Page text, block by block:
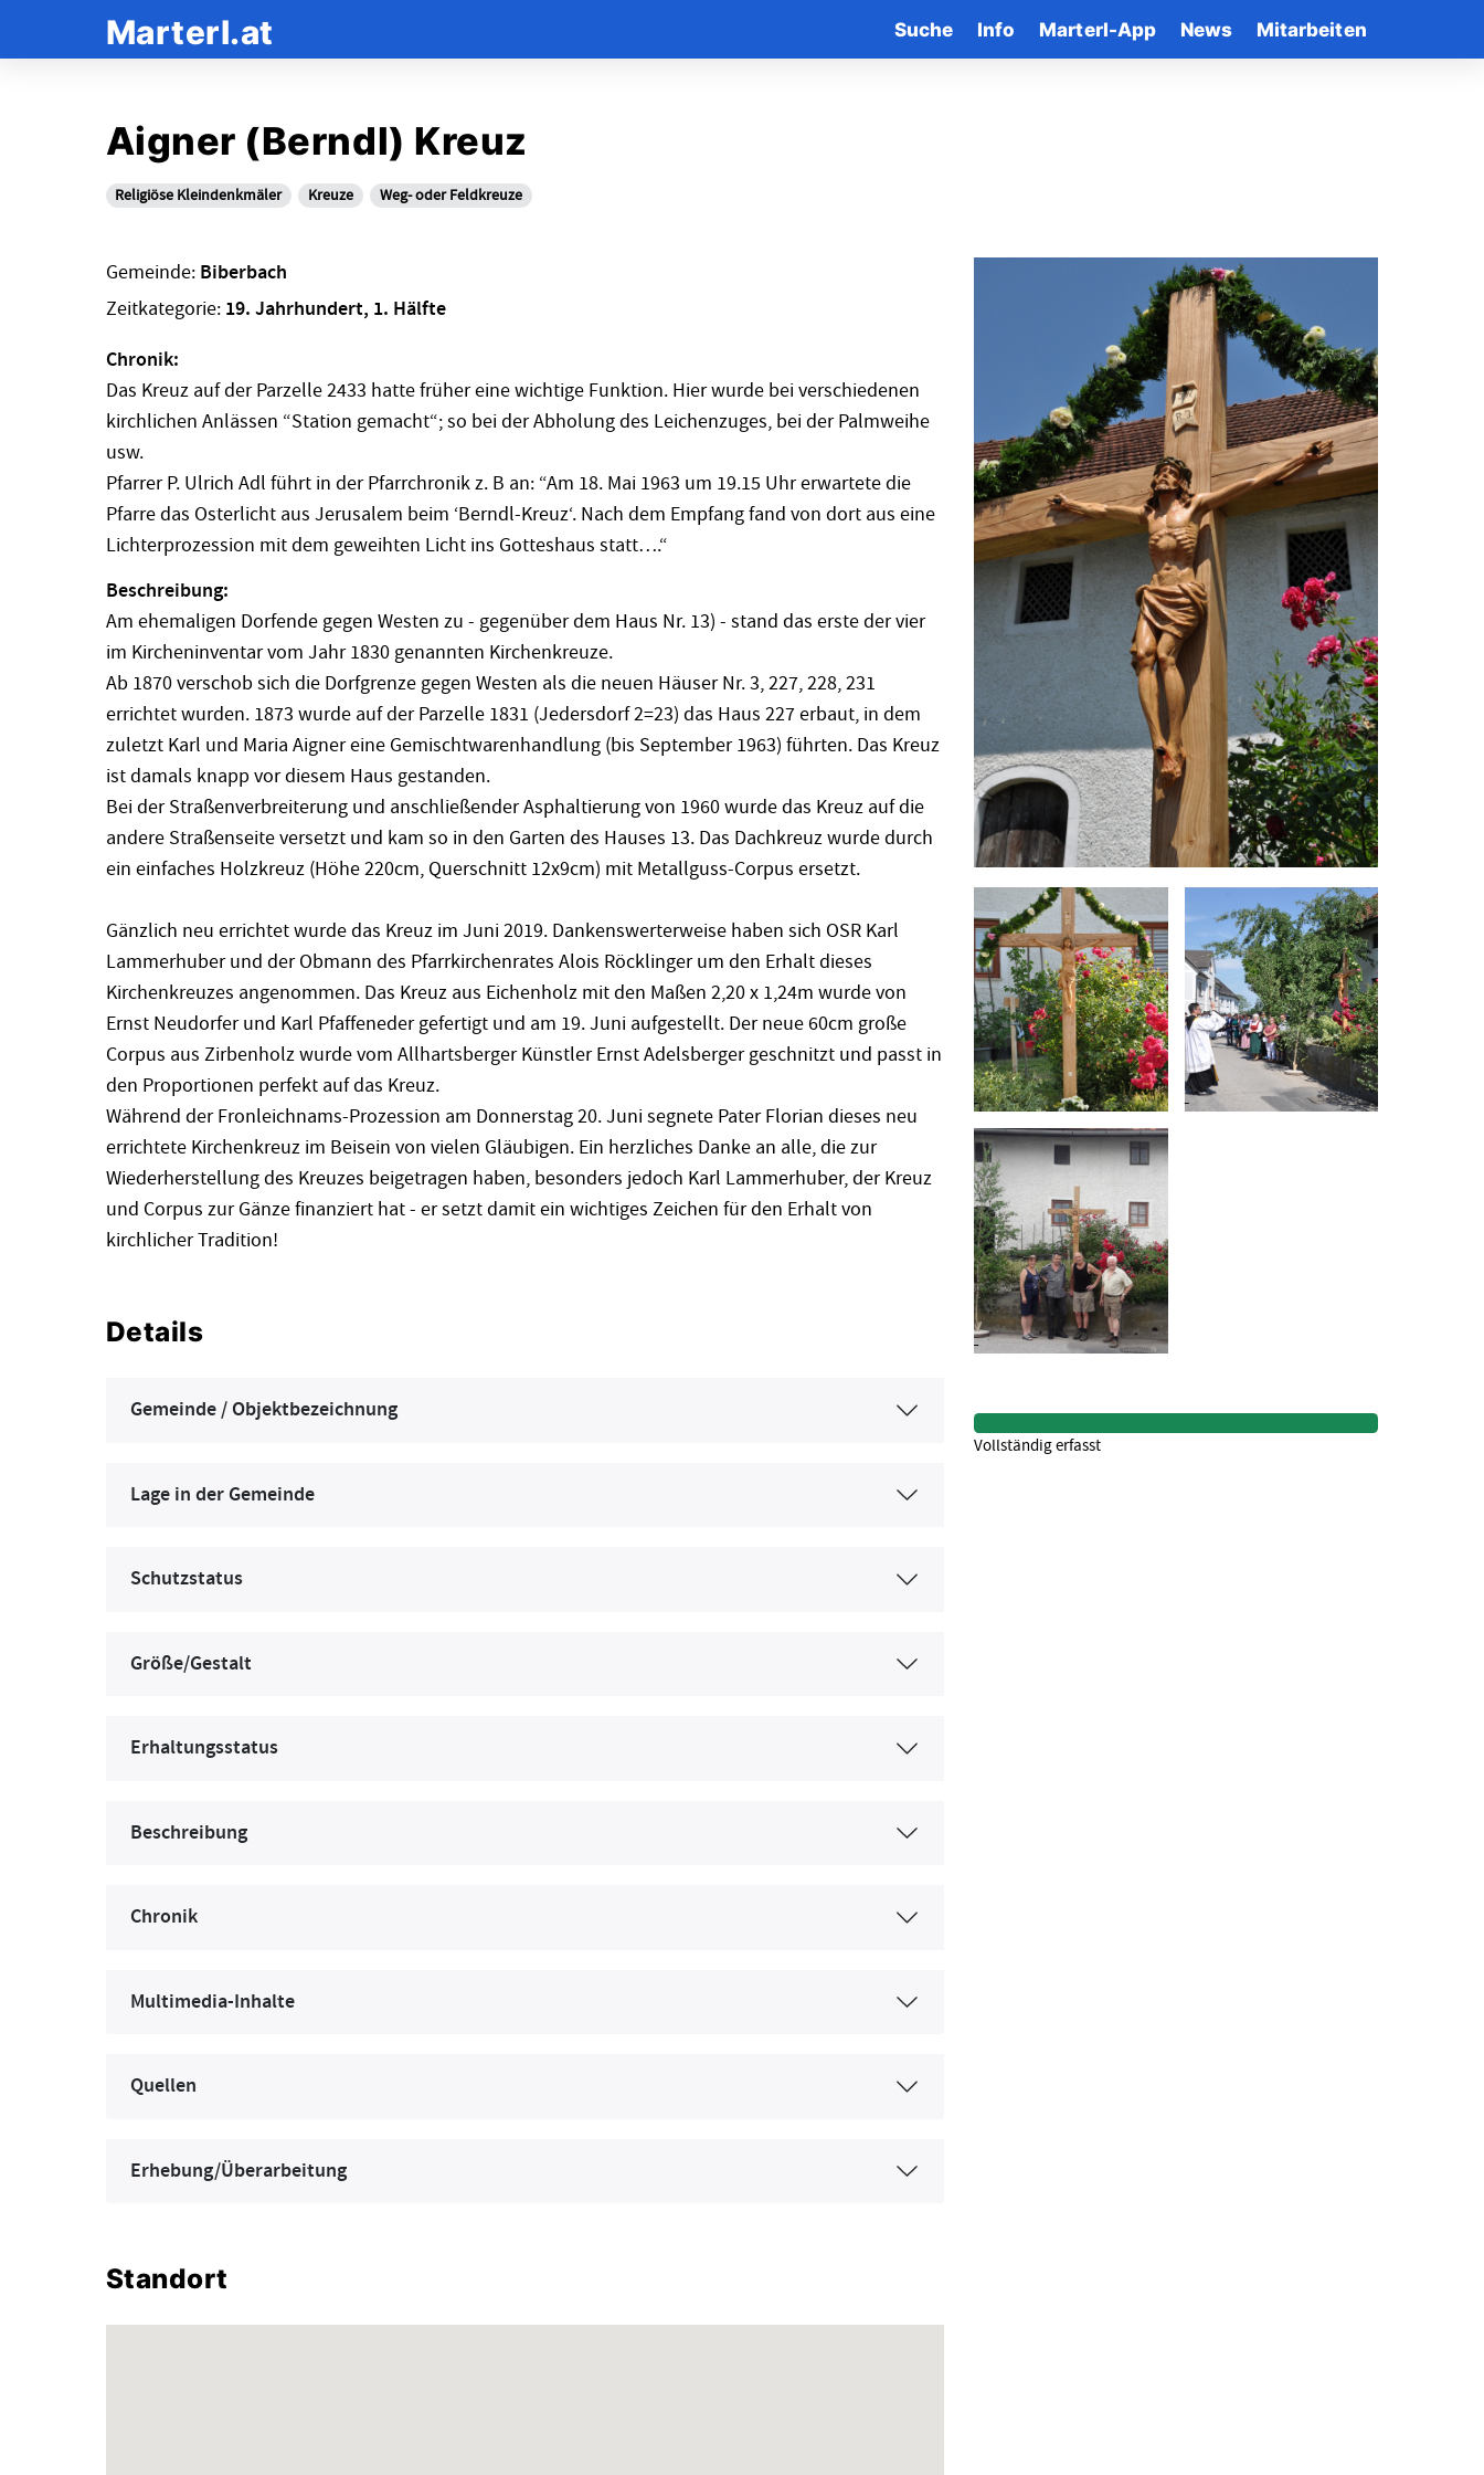
Marterl.at Suche Info Marterl-App News Mitarbeiten
Aigner (Berndl) Kreuz
Religiöse Kleindenkmäler Kreuze Weg- oder Feldkreuze
Gemeinde: Biberbach
Zeitkategorie: 19. Jahrhundert, 1. Hälfte
Chronik:
Das Kreuz auf der Parzelle 2433 hatte früher eine wichtige Funktion. Hier wurde bei verschiedenen
kirchlichen Anlässen “Station gemacht“; so bei der Abholung des Leichenzuges, bei der Palmweihe
usw.
Pfarrer P. Ulrich Adl führt in der Pfarrchronik z. B an: “Am 18. Mai 1963 um 19.15 Uhr erwartete die
Pfarre das Osterlicht aus Jerusalem beim ‘Berndl-Kreuz‘. Nach dem Empfang fand von dort aus eine
Lichterprozession mit dem geweihten Licht ins Gotteshaus statt….“
Beschreibung:
Am ehemaligen Dorfende gegen Westen zu - gegenüber dem Haus Nr. 13) - stand das erste der vier
im Kircheninventar vom Jahr 1830 genannten Kirchenkreuze.
Ab 1870 verschob sich die Dorfgrenze gegen Westen als die neuen Häuser Nr. 3, 227, 228, 231
errichtet wurden. 1873 wurde auf der Parzelle 1831 (Jedersdorf 2=23) das Haus 227 erbaut, in dem
zuletzt Karl und Maria Aigner eine Gemischtwarenhandlung (bis September 1963) führten. Das Kreuz
ist damals knapp vor diesem Haus gestanden.
Bei der Straßenverbreiterung und anschließender Asphaltierung von 1960 wurde das Kreuz auf die
andere Straßenseite versetzt und kam so in den Garten des Hauses 13. Das Dachkreuz wurde durch
ein einfaches Holzkreuz (Höhe 220cm, Querschnitt 12x9cm) mit Metallguss-Corpus ersetzt.
Gänzlich neu errichtet wurde das Kreuz im Juni 2019. Dankenswerterweise haben sich OSR Karl
Lammerhuber und der Obmann des Pfarrkirchenrates Alois Röcklinger um den Erhalt dieses
Kirchenkreuzes angenommen. Das Kreuz aus Eichenholz mit den Maßen 2,20 x 1,24m wurde von
Ernst Neudorfer und Karl Pfaffeneder gefertigt und am 19. Juni aufgestellt. Der neue 60cm große
Corpus aus Zirbenholz wurde vom Allhartsberger Künstler Ernst Adelsberger geschnitzt und passt in
den Proportionen perfekt auf das Kreuz.
Während der Fronleichnams-Prozession am Donnerstag 20. Juni segnete Pater Florian dieses neu
errichtete Kirchenkreuz im Beisein von vielen Gläubigen. Ein herzliches Danke an alle, die zur
Wiederherstellung des Kreuzes beigetragen haben, besonders jedoch Karl Lammerhuber, der Kreuz
und Corpus zur Gänze finanziert hat - er setzt damit ein wichtiges Zeichen für den Erhalt von
kirchlicher Tradition!
Details
Gemeinde / Objektbezeichnung
Lage in der Gemeinde
Schutzstatus
Größe/Gestalt
Erhaltungsstatus
Beschreibung
Chronik
Multimedia-Inhalte
Quellen
Erhebung/Überarbeitung
Standort
Vollständig erfasst